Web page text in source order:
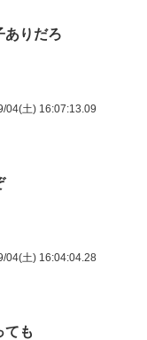
ありだろ
04(土) 16:07:13.09
04(土) 16:04:04.28
ても